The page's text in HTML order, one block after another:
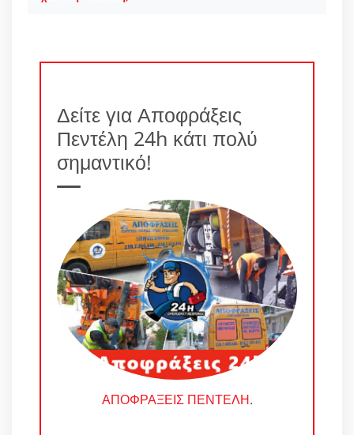
Δείτε για Αποφράξεις
Πεντέλη 24h κάτι πολύ
σημαντικό!
ΑΠΟΦΡΑΞΕΙΣ ΠΕΝΤΕΛΗ.